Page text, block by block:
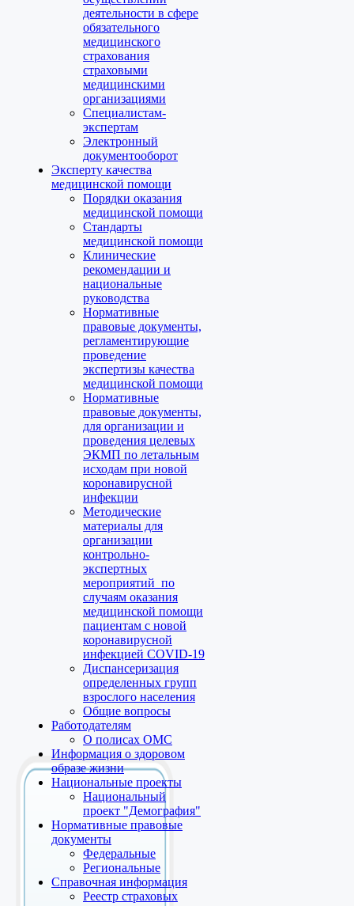
деятельности в сфере
обязательного
медицинского
страхования
страховыми
медицинскими
организациями
Специалистам-
экспертам
Электронный
документооборот
Эксперту качества
медицинской помощи
Порядки оказания
медицинской помощи
Стандарты
медицинской помощи
Клинические
рекомендации и
национальные
руководства
Нормативные
правовые документы,
регламентирующие
проведение
экспертизы качества
медицинской помощи
Нормативные
правовые документы,
для организации и
проведения целевых
ЭКМП по летальным
исходам при новой
коронавирусной
инфекции
Методические
материалы для
организации
контрольно-
экспертных
мероприятий по
случаям оказания
медицинской помощи
пациентам с новой
коронавирусной
инфекцией COVID-19
Диспансеризация
определенных групп
взрослого населения
Общие вопросы
Работодателям
О полисах ОМС
Информация о здоровом
образе жизни
Национальные проекты
Национальный
проект "Демография"
Нормативные правовые
документы
Федеральные
Региональные
Справочная информация
Реестр страховых